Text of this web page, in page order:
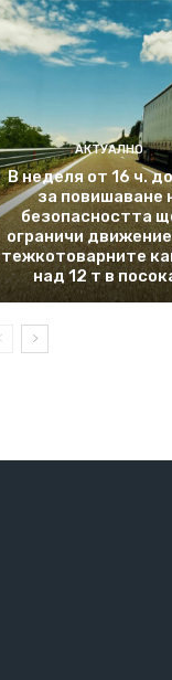
АКТУАЛНО
В неделя от 16 ч.
за повишаване
безопасността
ограничи
тежкотоварните
над 12 т в